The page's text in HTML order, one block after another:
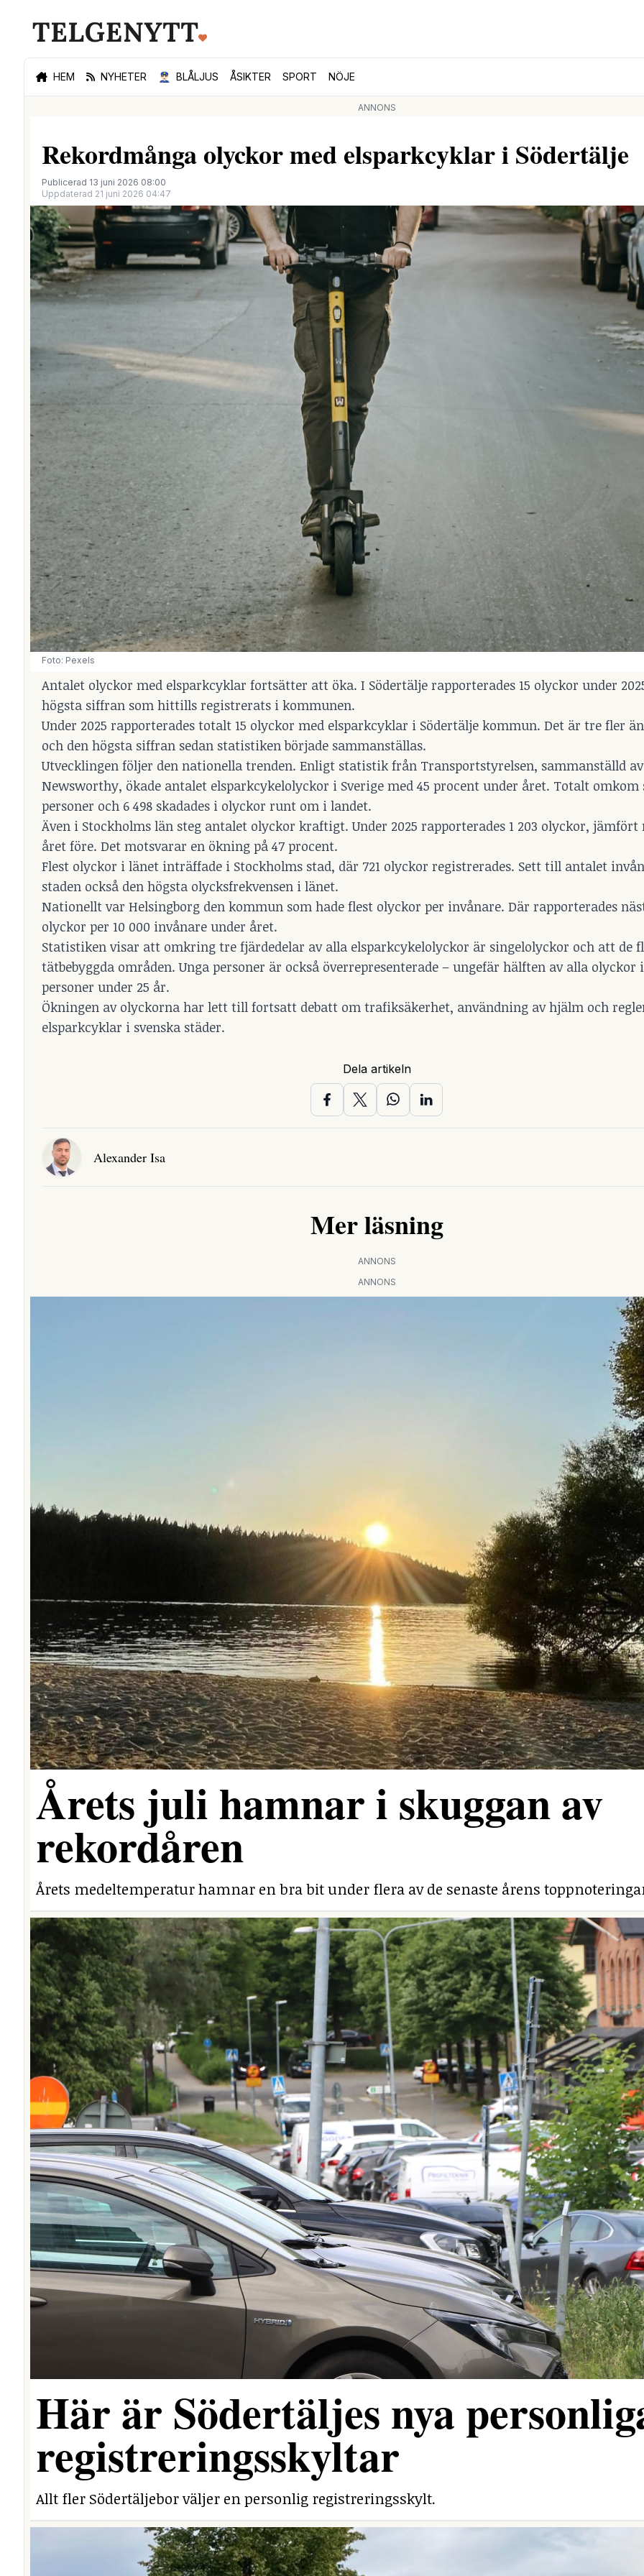
HEM NYHETER 👮🏻‍♂️ BLÅLJUS ÅSIKTER SPORT NÖJE
ANNONS
Rekordmånga olyckor med elsparkcyklar i Södertälje
Publicerad 13 juni 2026 08:00
Uppdaterad 21 juni 2026 04:47
Foto: Pexels
Antalet olyckor med elsparkcyklar fortsätter att öka. I Södertälje rapporterades 15 olyckor under
högsta siffran som hittills registrerats i kommunen.
Under 2025 rapporterades totalt 15 olyckor med elsparkcyklar i Södertälje kommun. Det är tre fler
och den högsta siffran sedan statistiken började sammanställas.
Utvecklingen följer den nationella trenden. Enligt statistik från Transportstyrelsen, sammanställd av
Newsworthy, ökade antalet elsparkcykelolyckor i Sverige med 45 procent under året. Totalt omkom
personer och 6 498 skadades i olyckor runt om i landet.
Även i Stockholms län steg antalet olyckor kraftigt. Under 2025 rapporterades 1 203 olyckor, jämfört
året före. Det motsvarar en ökning på 47 procent.
Flest olyckor i länet inträffade i Stockholms stad, där 721 olyckor registrerades. Sett till antalet
staden också den högsta olycksfrekvensen i länet.
Nationellt var Helsingborg den kommun som hade flest olyckor per invånare. Där rapporterades
olyckor per 10 000 invånare under året.
Statistiken visar att omkring tre fjärdedelar av alla elsparkcykelolyckor är singelolyckor och att de
tätbebyggda områden. Unga personer är också överrepresenterade – ungefär hälften av alla olyckor
personer under 25 år.
Ökningen av olyckorna har lett till fortsatt debatt om trafiksäkerhet, användning av hjälm och
elsparkcyklar i svenska städer.
Dela artikeln
Alexander Isa
Mer läsning
ANNONS
ANNONS
Årets juli hamnar i skuggan av
rekordåren
Årets medeltemperatur hamnar en bra bit under flera av de senaste årens
Här är Södertäljes nya
registreringsskyltar
Allt fler Södertäljebor väljer en personlig registreringsskylt.